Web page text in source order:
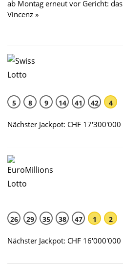
ab Montag erneut vor Gericht:
Vincenz »
5 8 9 14 41 42 4
Nächster Jackpot: CHF 17'300'000
26 29 35 38 47 1 2
Nächster Jackpot: CHF 16'000'000